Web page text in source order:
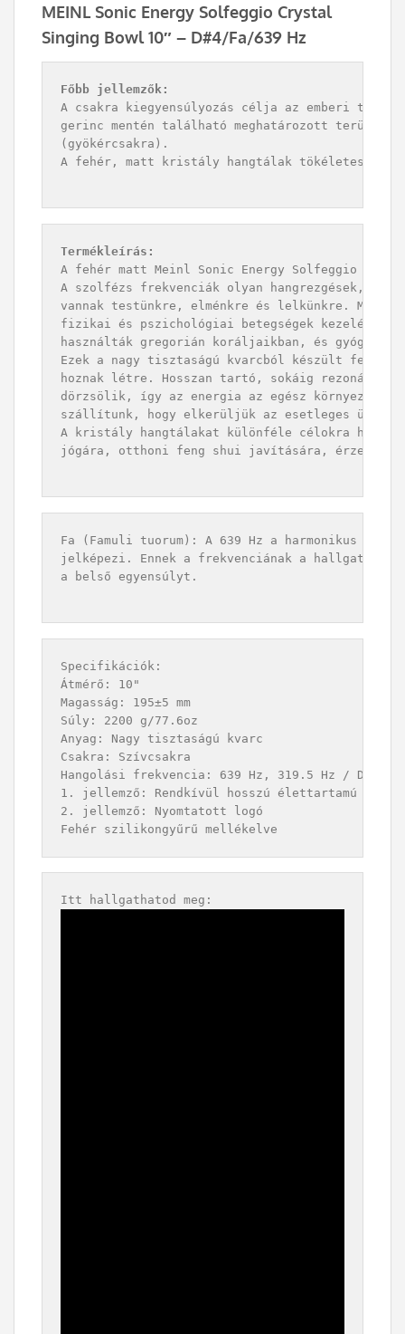
MEINL Sonic Energy Solfeggio Crystal
Singing Bowl 10″ – D#4/Fa/639 Hz
Főbb jellemzők:
A csakra kiegyensúlyozás célja az emberi test
gerinc mentén található meghatározott
(gyökércsakra).
A fehér, matt kristály hangtálak tökéletesek a
Termékleírás:
A fehér matt Meinl Sonic Energy Solfeggio
A szolfézs frekvenciák olyan hangrezgések,
vannak testünkre, elménkre és lelkünkre. Már
fizikai és pszichológiai betegségek
használták gregorián koráljaikban, és
Ezek a nagy tisztaságú kvarcból készült fehér
hoznak létre. Hosszan tartó, sokáig rezonáló,
dörzsölik, így az energia az egész
szállítunk, hogy elkerüljük az esetleges
A kristály hangtálakat különféle célokra
jógára, otthoni feng shui javítására, érzelmi
Fa (Famuli tuorum): A 639 Hz a harmonikus
jelképezi. Ennek a frekvenciának a hallgatása
a belső egyensúlyt.
Specifikációk:
Átmérő: 10"
Magasság: 195±5 mm
Súly: 2200 g/77.6oz
Anyag: Nagy tisztaságú kvarc
Csakra: Szívcsakra
Hangolási frekvencia: 639 Hz, 319.5 Hz / D#4
1. jellemző: Rendkívül hosszú élettartamú
2. jellemző: Nyomtatott logó
Fehér szilikongyűrű mellékelve